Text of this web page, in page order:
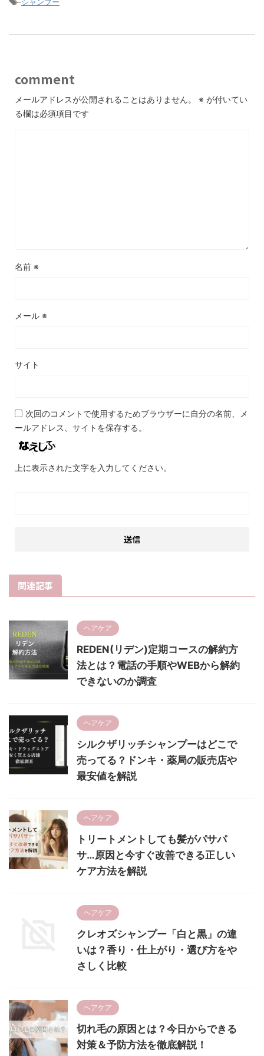
comment
メールアドレスが公開されることはありません。 ※ が付いてい
る欄は必須項目です
名前 ※
メール ※
サイト
次回のコメントで使用するためブラウザーに自分の名前、メ
ールアドレス、サイトを保存する。
上に表示された文字を入力してください。
関連記事
ヘアケア
REDEN(リデン)定期コースの解約方
法とは？電話の手順やWEBから解約
できないのか調査
ヘアケア
シルクザリッチシャンプーはどこで
売ってる？ドンキ・薬局の販売店や
最安値を解説
ヘアケア
トリートメントしても髪がパサパ
サ…原因と今すぐ改善できる正しい
ケア方法を解説
ヘアケア
クレオズシャンプー「白と黒」の違
いは？香り・仕上がり・選び方をや
さしく比較
ヘアケア
切れ毛の原因とは？今日からできる
対策＆予防方法を徹底解説！